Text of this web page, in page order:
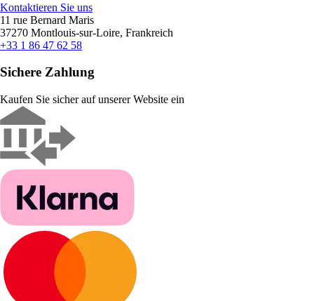
Kontaktieren Sie uns
11 rue Bernard Maris
37270 Montlouis-sur-Loire, Frankreich
+33 1 86 47 62 58
Sichere Zahlung
Kaufen Sie sicher auf unserer Website ein